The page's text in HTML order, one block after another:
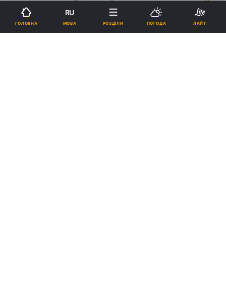
18:44, 27.07.23 2 хв. 92744
Підпишіться на нас в Google
ГОЛОВНА
RU
МОВА РОЗДІЛИ ПОГОДА ЛАЙТ